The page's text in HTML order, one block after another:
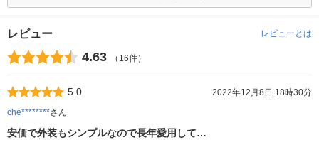
レビュー レビューとは
4.63 （16件）
5.0
2022年12月8日 18時30分
che********さん
安価で外装もシンプルなので長年愛用して…